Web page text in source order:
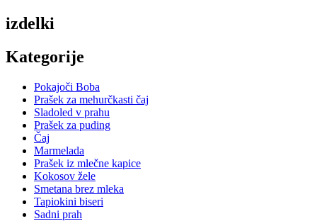
izdelki
Kategorije
Pokajoči Boba
Prašek za mehurčkasti čaj
Sladoled v prahu
Prašek za puding
Čaj
Marmelada
Prašek iz mlečne kapice
Kokosov žele
Smetana brez mleka
Tapiokini biseri
Sadni prah